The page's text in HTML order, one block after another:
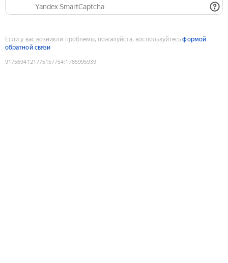
Yandex SmartCaptcha
Если у вас возникли проблемы, пожалуйста, воспользуйтесьформой
обратной связи
9175694121775157754:1785995939